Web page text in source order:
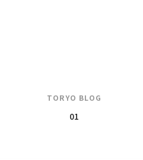
TORYO BLOG
01